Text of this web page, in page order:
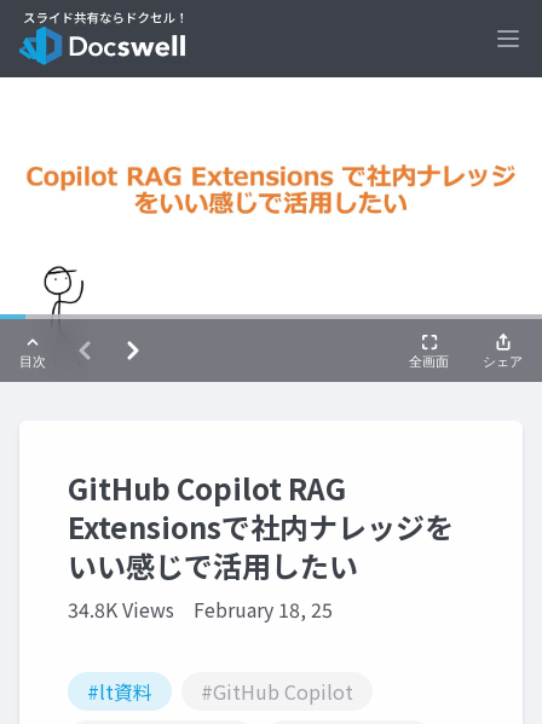
GitHub Copilot RAG
Extensionsで社内ナレッジを
いい感じで活用したい
34.8K Views February 18, 25
#lt資料
#GitHub Copilot